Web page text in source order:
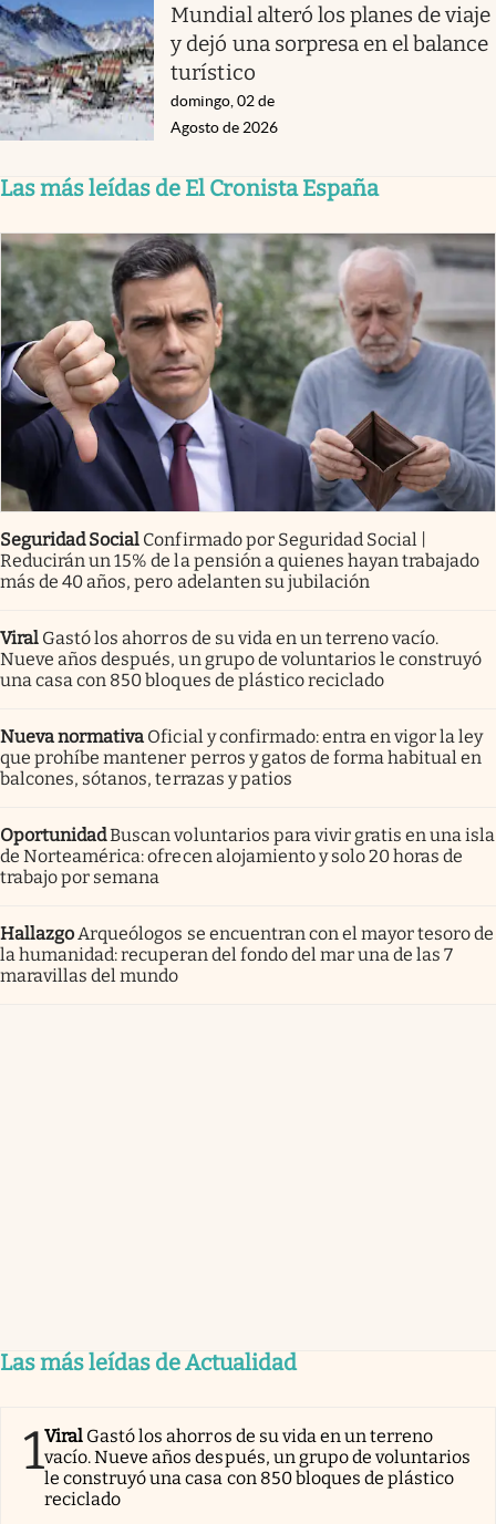
Mundial alteró los planes de viaje
y dejó una sorpresa en el balance
turístico
domingo, 02 de
Agosto de 2026
Las más leídas de El Cronista España
Seguridad Social Confirmado por Seguridad Social |
Reducirán un 15% de la pensión a quienes hayan trabajado
más de 40 años, pero adelanten su jubilación
Viral Gastó los ahorros de su vida en un terreno vacío.
Nueve años después, un grupo de voluntarios le construyó
una casa con 850 bloques de plástico reciclado
Nueva normativa Oficial y confirmado: entra en vigor la ley
que prohíbe mantener perros y gatos de forma habitual en
balcones, sótanos, terrazas y patios
OportunidadBuscan voluntarios para vivir gratis en una isla
de Norteamérica: ofrecen alojamiento y solo 20 horas de
trabajo por semana
Hallazgo Arqueólogos se encuentran con el mayor tesoro de
la humanidad: recuperan del fondo del mar una de las 7
maravillas del mundo
Las más leídas de Actualidad
1Viral Gastó los ahorros de su vida en un terreno
vacío. Nueve años después, un grupo de voluntarios
le construyó una casa con 850 bloques de plástico
reciclado